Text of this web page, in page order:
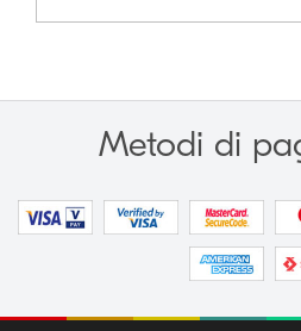
Metodi di